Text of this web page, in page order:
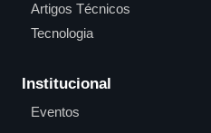
Artigos Técnicos
Tecnologia
Institucional
Eventos